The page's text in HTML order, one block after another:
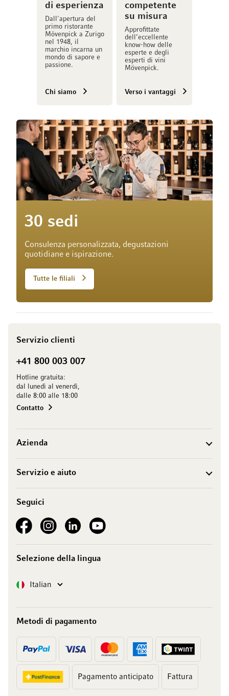
di esperienza
Dall'apertura del
primo ristorante
Mövenpick a Zurigo
nel 1948, il
marchio incarna un
mondo di sapore e
passione.
Chi siamo
competente
su misura
Approfittate
dell’eccellente
know-how delle
esperte e degli
esperti di vini
Mövenpick.
Verso i vantaggi
30 sedi
Consulenza personalizzata, degustazioni
quotidiane e ispirazione.
Tutte le filiali
Servizio clienti
+41 800 003 007
Hotline gratuita:
dal lunedì al venerdì,
dalle 8:00 alle 18:00
Contatto
Azienda
Servizio e aiuto
Seguici
See our FacebookSee our Instagram account
See our LinkedInSee our YouTube channel
Selezione della lingua
Lingua Italian
Metodi di pagamento
Pagamento anticipato Fattura